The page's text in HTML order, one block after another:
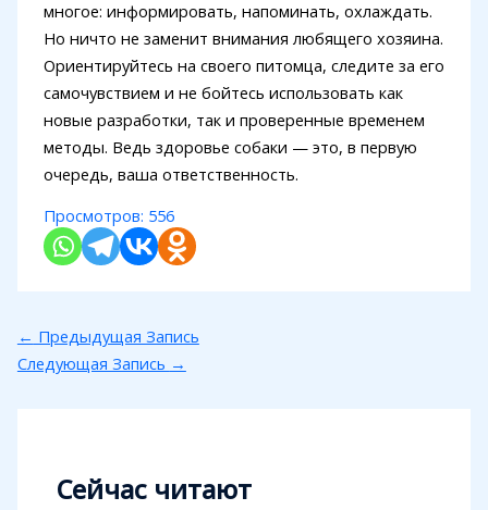
многое: информировать, напоминать, охлаждать.
Но ничто не заменит внимания любящего хозяина.
Ориентируйтесь на своего питомца, следите за его
самочувствием и не бойтесь использовать как
новые разработки, так и проверенные временем
методы. Ведь здоровье собаки — это, в первую
очередь, ваша ответственность.
Просмотров: 556
← Предыдущая Запись
Следующая Запись →
Сейчас читают